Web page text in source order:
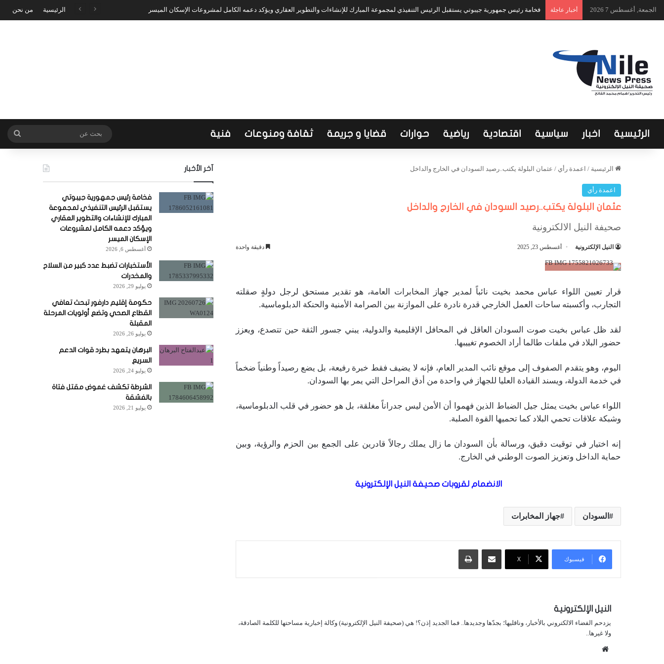
الجمعة, أغسطس 7 2026 أخبار عاجلة فخامة رئيس جمهورية جيبوتي يستقبل الرئيس التنفيذي لمجموعة المبارك للإنشاءات والتطوير العقاري ويؤكد دعمه الكامل لمشروعات الإسكان الميسر الرئيسية من نحن
الرئيسية اخبار سياسية اقتصادية رياضية حوارات قضايا و جريمة ثقافة ومنوعات فنية بحث
عن
الرئيسية / اعمدة رأي / عثمان البلولة يكتب..رصيد السودان في الخارج والداخل
اعمدة رأي
عثمان البلولة يكتب..رصيد السودان في الخارج والداخل
صحيفة النيل الالكترونية
النيل الإلكترونية أغسطس 23, 2025 دقيقة واحدة
قرار تعيين اللواء عباس محمد بخيت نائباً لمدير جهاز المخابرات العامة، هو تقدير مستحق لرجل دولةٍ صقلته
التجارب، وأكسبته ساحات العمل الخارجي قدرة نادرة على الموازنة بين الصرامة الأمنية والحنكة الدبلوماسية.
لقد ظل عباس بخيت صوت السودان العاقل في المحافل الإقليمية والدولية، يبني جسور الثقة حين تتصدع، ويعزز
حضور البلاد في ملفات طالما أراد الخصوم تغييبها.
اليوم، وهو يتقدم الصفوف إلى موقع نائب المدير العام، فإنه لا يضيف فقط خبرة رفيعة، بل يضع رصيداً وطنياً ضخماً
في خدمة الدولة، ويسند القيادة العليا للجهاز في واحدة من أدق المراحل التي يمر بها السودان.
اللواء عباس بخيت يمثل جيل الضباط الذين فهموا أن الأمن ليس جدراناً مغلقة، بل هو حضور في قلب الدبلوماسية،
وشبكة علاقات تحمي البلاد كما تحميها القوة الصلبة.
إنه اختيار في توقيت دقيق، ورسالة بأن السودان ما زال يملك رجالاً قادرين على الجمع بين الحزم والرؤية، وبين
حماية الداخل وتعزيز الصوت الوطني في الخارج.
الانضمام لقروبات صحيفة النيل الإلكترونية
السودان جهاز المخابرات
فيسبوك X
مشاركة عبر البريد طباعة
النيل الإلكترونية
يزدحم الفضاء الالكتروني بالأخبار، وناقليها؛ بجدّها وجديدها.. فما الجديد إذن؟! هي (صحيفة النيل الإلكترونية) وكالة إخبارية مساحتها للكلمة الصادقة،
ولا غيرها..
آخر الأخبار
فخامة رئيس جمهورية جيبوتي
يستقبل الرئيس التنفيذي لمجموعة
المبارك للإنشاءات والتطوير العقاري
ويؤكد دعمه الكامل لمشروعات
الإسكان الميسر
أغسطس 6, 2026
الأستخبارات تضبط عدد كبير من السلاح
والمخدرات
يوليو 29, 2026
حكومة إقليم دارفور تبحث تعافي
القطاع الصحي وتضع أولويات المرحلة
المقبلة
يوليو 26, 2026
البرهان يتعهد بطرد قوات الدعم
السريع
يوليو 24, 2026
الشرطة تكشف غموض مقتل فتاة
بالفشقة
يوليو 21, 2026